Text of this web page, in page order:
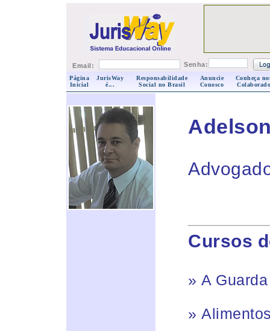
Email: Senha:
Página
Inicial
JurisWay
é...
Responsabilidade
Social no Brasil
Anuncie
Conosco
Conheça
Cursos
» A
»